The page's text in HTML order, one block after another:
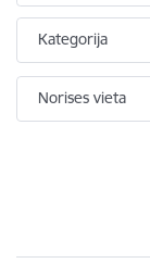
Kategorija
Norises vieta